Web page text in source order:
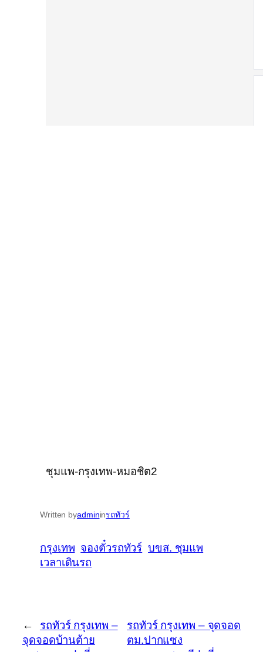
ชุมแพ-กรุงเทพ-หมอชิต2
Written byadmininรถทัวร์
กรุงเทพ จองตั๋วรถทัวร์ บขส. ชุมแพ
เวลาเดินรถ
←
รถทัวร์ กรุงเทพ –
จุดจอดบ้านต้าย
รถทัวร์ กรุงเทพ – จุดจอด
ตม.ปากแซง